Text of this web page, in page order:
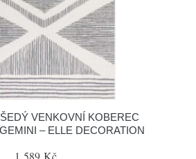
VENKOVNÍ KOBEREC
– ELLE DECORATION
1 589 Kč